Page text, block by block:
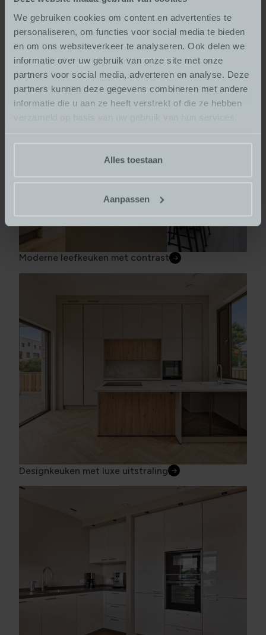
We gebruiken cookies om content en advertenties te
personaliseren, om functies voor social media te bieden
en om ons websiteverkeer te analyseren. Ook delen we
informatie over uw gebruik van onze site met onze
partners voor social media, adverteren en analyse. Deze
partners kunnen deze gegevens combineren met andere
informatie die u aan ze heeft verstrekt of die ze hebben
Alles toestaan
Aanpassen
Designkeuken met warme uitstraling
Moderne leefkeuken met contrast
Designkeuken met luxe uitstraling